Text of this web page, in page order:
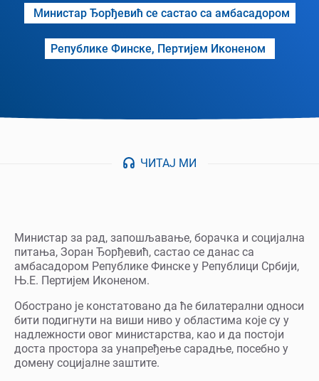
Министар Ђорђевић се састао са амбасадором
Републике Финске, Пертијем Иконеном
ЧИТАЈ МИ
Министар за рад, запошљавање, борачка и социјална
питања, Зоран Ђорђевић, састао се данас са
амбасадором Републике Финске у Републици Србији,
Њ.Е. Пертијем Иконеном.
Обострано је констатовано да ће билатерални односи
бити подигнути на виши ниво у областима које су у
надлежности овог министарства, као и да постоји
доста простора за унапређење сарадње, посебно у
домену социјалне заштите.